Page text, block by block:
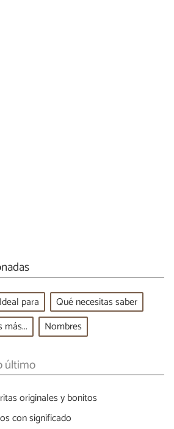
Ideal para
Qué necesitas saber
más...
Nombres
último
originales y bonitos
con significado